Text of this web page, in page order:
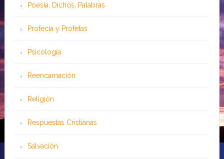
Poesía, Dichos, Palabras
Profecía y Profetas
Psicología
Reencarnación
Religión
Respuestas Cristianas
Salvación